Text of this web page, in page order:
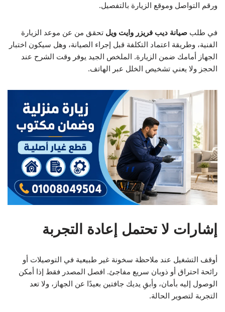
ورقم التواصل وموقع الزيارة بالتفصيل.
في طلب صيانة ديب فريزر وايت ويل تحقق من عن موعد الزيارة
الفنية، وطريقة اعتماد التكلفة قبل إجراء الصيانة، وهل سيكون اختبار
الجهاز أمامك ضمن الزيارة. الملخص الجيد يوفر وقت الشرح عند
الحجز ولا يعني تشخيص الخلل عبر الهاتف.
إشارات لا تحتمل إعادة التجربة
أوقف التشغيل عند ملاحظة سخونة غير طبيعية في التوصيلات أو
رائحة احتراق أو ذوبان سريع مفاجئ. افصل المصدر فقط إذا أمكن
الوصول إليه بأمان، وأبقِ يديك جافتين بعيدًا عن الجهاز، ولا تعد
التجربة لتصوير الحالة.